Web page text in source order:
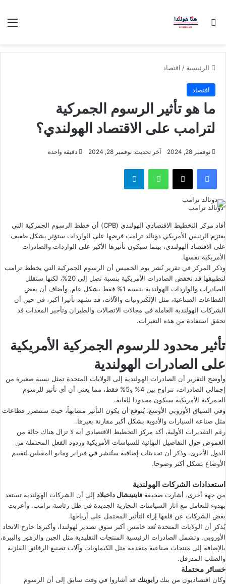
بحث عن
الرئيسية / اقتصاد
اقتصاد
ما هو تأثير الرسوم الجمركية
لترامب على الاقتصاد الهولندي؟
نوفمبر 28, 2024 آخر تحديث: نوفمبر 28, 2024 دقيقة واحدة
فيسبوك ‫X واتساب تيلقرام
دونالد ترامب
أفاد مركز التخطيط الاقتصادي الهولندي (CPB) أن خطط الرسوم الجمركية التي
يعتزم الرئيس الأمريكي دونالد ترامب فرضها على الواردات ستؤثر بشكل طفيف
على الاقتصاد الهولندي، بينما سيكون تأثيرها الأكبر على الواردات والصادرات
الأمريكية نفسها.
وذكر المركز في تقرير نُشر يوم الخميس أن الرسوم الجمركية التي يخطط ترامب
لتطبيقها قد تخفض الصادرات الأمريكية بنسبة تصل إلى 20%، لكنها ستقلل
الصادرات والواردات الهولندية بنسبة 1% فقط بشكل عام. وأضاف أن بعض
القطاعات الصناعية، مثل الإلكترونيات والآلات، قد تشهد تأثيرا أكبر، في حين أن
الشركات الهولندية العاملة في مجالات الاتصالات والطيران وتأجير المعدات قد
تحقق استفادة من هذه التغيرات.
تأثير محدود للرسوم الجمركية الأمريكية
على الصادرات الهولندية
وأوضح التقرير أن الصادرات الهولندية إلى الولايات المتحدة تمثل نسبة صغيرة من
إجمالي الصادرات، تتراوح بين 4% و5% فقط، مما يعني أن أي تأثير للرسوم
الجمركية الأمريكية سيكون محدودا للغاية.
وفي السياق الأوروبي الأوسع، يُتوقع أن يكون التأثير مشابهاً، حيث ستتضرر قطاعات
مثل صناعة السيارات والأدوية بشكل أكبر مقارنة بغيرها.
رغم التقديرات الأولية، أكد مركز التخطيط الاقتصادي أنه لا تزال هناك حالة من
الغموض حول التفاصيل النهائية للسياسات الأمريكية وردود الفعل المحتملة من
الدول الأخرى. وذكر أن تحديثات إضافية ستُنشر في فبراير ومايو المقبلين لتقييم
الأوضاع بشكل أكثر وضوحا.
استعدادات الشركات الهولندية
من جهة أخرى، أشارت صحيفة فاينينشال داخبلاد إلى أن الشركات الهولندية تستعد
بهدوء للتعامل مع آثار السياسات التجارية الجديدة في ظل رئاسة ترامب. وأعربت
بعض الشركات عن قلقها إزاء التأثير المحتمل على أرباحها.
يُذكر أن الولايات المتحدة تُعد خامس أكبر سوق تصدير لهولندا، وأكبرها خارج الاتحاد
الأوروبي. وتشمل الصادرات الرئيسية المنتجات التقليدية مثل الجبن والزهور والبيرة،
بالإضافة إلى منتجات صناعية متقدمة مثل الكيماويات وآلات تصنيع الرقائق الفلزية
والصلب المدرفل.
خسائر محتملة
وكان اقتصاديون من بنك رابوبنك قد أشاروا في وقت سابق إلى أن الرسوم